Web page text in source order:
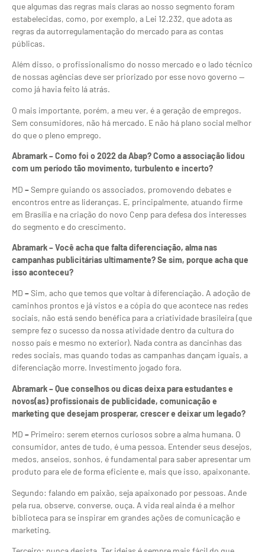
que algumas das regras mais claras ao nosso segmento foram
estabelecidas, como, por exemplo, a Lei 12.232, que adota as
regras da autorregulamentação do mercado para as contas
públicas.
Além disso, o profissionalismo do nosso mercado e o lado técnico
de nossas agências deve ser priorizado por esse novo governo —
como já havia feito lá atrás.
O mais importante, porém, a meu ver, é a geração de empregos.
Sem consumidores, não há mercado. E não há plano social melhor
do que o pleno emprego.
Abramark –Como foi o 2022 da Abap? Como a associação lidou
com um período tão movimento, turbulento e incerto?
MD –Sempre guiando os associados, promovendo debates e
encontros entre as lideranças. E, principalmente, atuando firme
em Brasília e na criação do novo Cenp para defesa dos interesses
do segmento e do crescimento.
Abramark –Você acha que falta diferenciação, alma nas
campanhas publicitárias ultimamente? Se sim, porque acha que
isso aconteceu?
MD –Sim, acho que temos que voltar à diferenciação. A adoção de
caminhos prontos e já vistos e a cópia do que acontece nas redes
sociais, não está sendo benéfica para a criatividade brasileira (que
sempre fez o sucesso da nossa atividade dentro da cultura do
nosso país e mesmo no exterior). Nada contra as dancinhas das
redes sociais, mas quando todas as campanhas dançam iguais, a
diferenciação morre. Investimento jogado fora.
Abramark –Que conselhos ou dicas deixa para estudantes e
novos(as) profissionais de publicidade, comunicação e
marketing que desejam prosperar, crescer e deixar um legado?
MD – Primeiro: serem eternos curiosos sobre a alma humana. O
consumidor, antes de tudo, é uma pessoa. Entender seus desejos,
medos, anseios, sonhos, é fundamental para saber apresentar um
produto para ele de forma eficiente e, mais que isso, apaixonante.
Segundo: falando em paixão, seja apaixonado por pessoas. Ande
pela rua, observe, converse, ouça. A vida real ainda é a melhor
biblioteca para se inspirar em grandes ações de comunicação e
marketing.